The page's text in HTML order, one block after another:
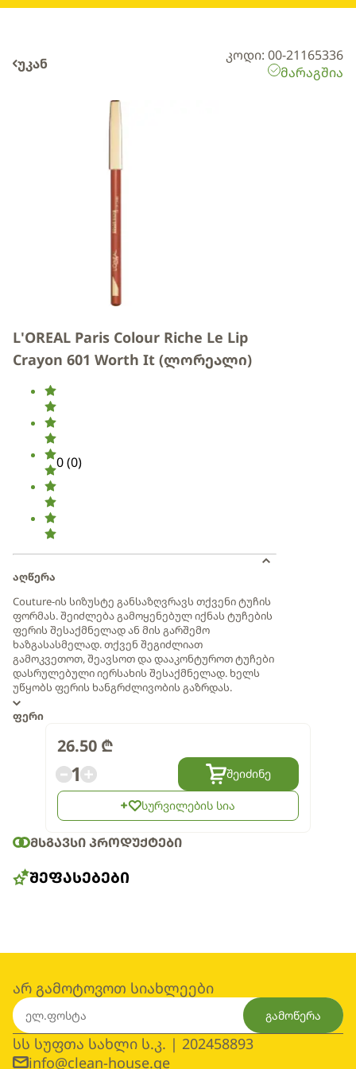
უკან
კოდი: 00-21165336
მარაგშია
L'OREAL Paris Colour Riche Le Lip
Crayon 601 Worth It (ლორეალი)
0(0)
აღწერა
Couture-ის სიზუსტე განსაზღვრავს თქვენი ტუჩის
ფორმას. შეიძლება გამოყენებულ იქნას ტუჩების
ფერის შესაქმნელად ან მის გარშემო
ხაზგასასმელად. თქვენ შეგიძლიათ
გამოკვეთოთ, შეავსოთ და დააკონტუროთ ტუჩები
დასრულებული იერსახის შესაქმნელად. ხელს
უწყობს ფერის ხანგრძლივობის გაზრდას.
ფერი
26.50 ₾
1 შეიძინე
სურვილების სია
ᲛᲡᲒᲐᲕᲡᲘ ᲞᲠᲝᲓᲣᲥᲢᲔᲑᲘ
ᲨᲔᲤᲐᲡᲔᲑᲔᲑᲘ
არ გამოტოვოთ სიახლეები
გამოწერა
სს სუფთა სახლი ს.კ. | 202458893
info@clean-house.ge